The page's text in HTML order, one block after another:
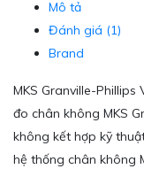
Mô tả
Đánh giá (1)
Brand
MKS Granville-Phillips
đo chân không MKS
không kết hợp kỹ
hệ thống chân không